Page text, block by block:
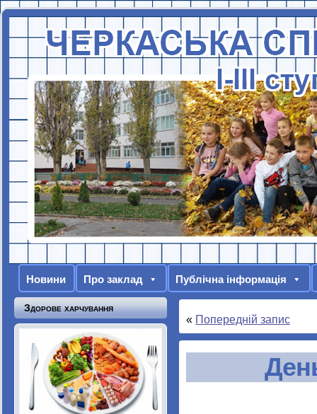
Новини Про заклад Публічна інформація
Здорове харчування
« Попередній запис